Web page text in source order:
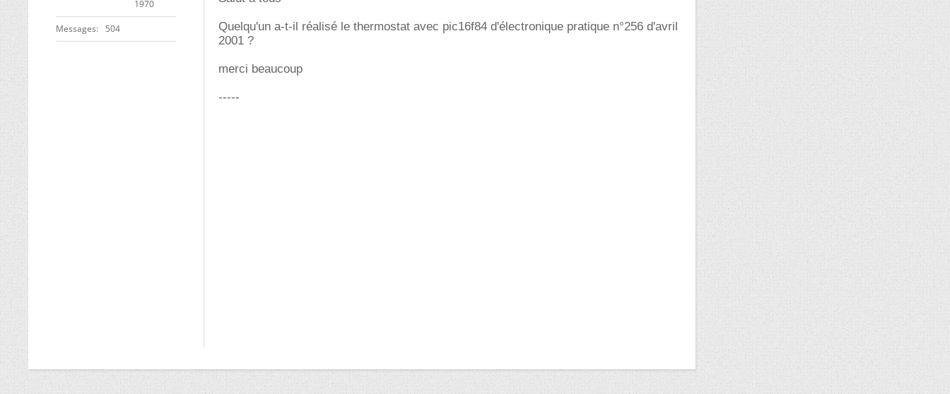
1970
Messages 504
Quelqu'un a-t-il réalisé le thermostat avec pic16f84 d'électronique pratique n°256 d'avril
2001 ?
merci beaucoup
-----